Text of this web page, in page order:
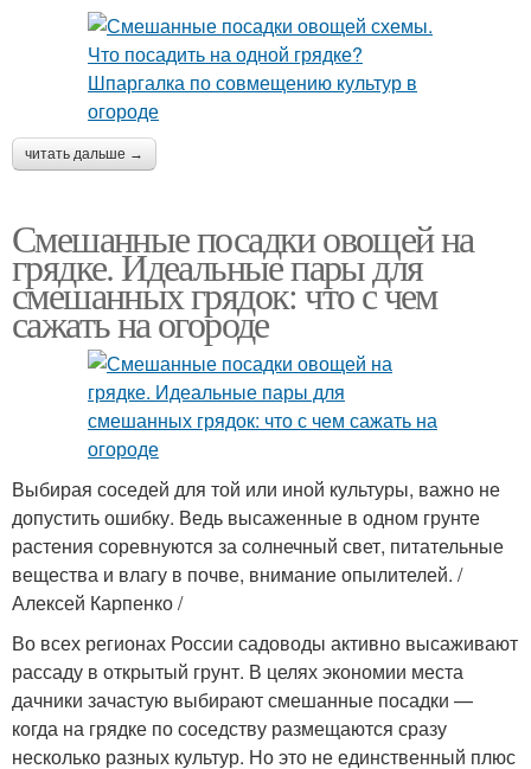
читать дальше →
Смешанные посадки овощей на
грядке. Идеальные пары для
смешанных грядок: что с чем
сажать на огороде
Выбирая соседей для той или иной культуры, важно не
допустить ошибку. Ведь высаженные в одном грунте
растения соревнуются за солнечный свет, питательные
вещества и влагу в почве, внимание опылителей. /
Алексей Карпенко /
Во всех регионах России садоводы активно высаживают
рассаду в открытый грунт. В целях экономии места
дачники зачастую выбирают смешанные посадки —
когда на грядке по соседству размещаются сразу
несколько разных культур. Но это не единственный плюс